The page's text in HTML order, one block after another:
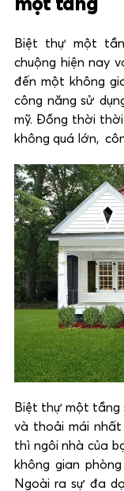
một tầng
Biệt thự một
chuộng hiện nay
đến một không
công năng sử
mỹ. Đồng thời thời
không quá lớn,
Biệt thự một tầng
và thoải mái
thì ngôi nhà của
không gian
Ngoài ra sự đa